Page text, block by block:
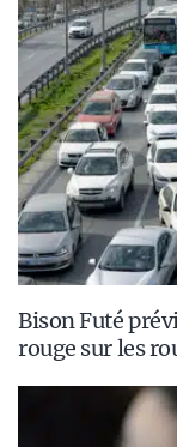
Bison Futé
rouge sur les